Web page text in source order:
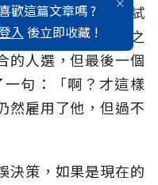
歡這篇文章嗎 ?
入 後立即收藏 !
務總監。第一次面試
）。過濾履歷表之
的人選，但最後一個
句：「啊？才這樣
然雇用了他，但過不
決策，如果是現在的